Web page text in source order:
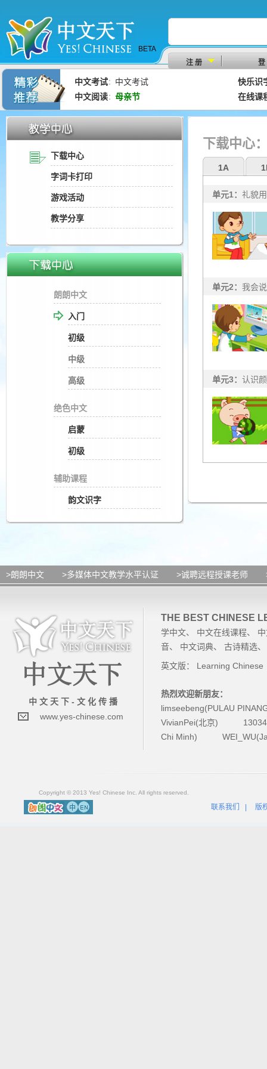
BETA
注 册
登
中文考试： 中文考试
快乐识
中文阅读： 母亲节 在线课
下载中心
字词卡打印
游戏活动
教学分享
朗朗中文
入门
初级
中级
高级
绝色中文
启蒙
初级
辅助课程
韵文识字
下载中心
1A
单元1： 礼貌
单元2： 我会
单元3： 认识
>朗朗中文 >多媒体中文教学水平认证 >诚聘远程授课老师
中 文 天 下 - 文 化 传 播
www.yes-chinese.com
THE BEST CHINESE
学中文、 中文在线课程、
音、 中文词典、 古诗精选
英文版： Learning Chinese
热烈欢迎新朋友：
limseebeng(PULAU
VivianPei(北京)
Chi Minh)
Copyright © 2013 Yes! Chinese Inc. All rights reserved.
联系我们 | 版